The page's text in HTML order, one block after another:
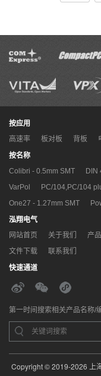
查看详情
按应用
高速率 板对板 背板
按名称
Colibri - 0.5mm SMT DIN
VarPol
PC/104,PC/104
One27 - 1.27mm SMT
泓翔电气
网站首页 关于我们 产
文件下载
联系我们
快速通道
第一时间搜索相关产品名称/
Copyright © 2019-2026 上